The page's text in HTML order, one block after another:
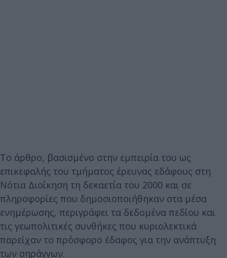
Το άρθρο, βασισμένο στην εμπειρία του ως
επικεφαλής του τμήματος έρευνας εδάφους στη
Νότια Διοίκηση τη δεκαετία του 2000 και σε
πληροφορίες που δημοσιοποιήθηκαν στα μέσα
ενημέρωσης, περιγράφει τα δεδομένα πεδίου και
τις γεωπολιτικές συνθήκες που κυριολεκτικά
παρείχαν το πρόσφορο έδαφος για την ανάπτυξη
των σηράγγων.